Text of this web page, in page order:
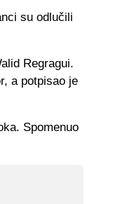
su odlučili
Regragui.
a potpisao je
Spomenuo